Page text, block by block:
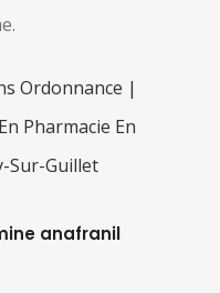
Ordonnance |
Pharmacie En
Sur-Guillet
anafranil